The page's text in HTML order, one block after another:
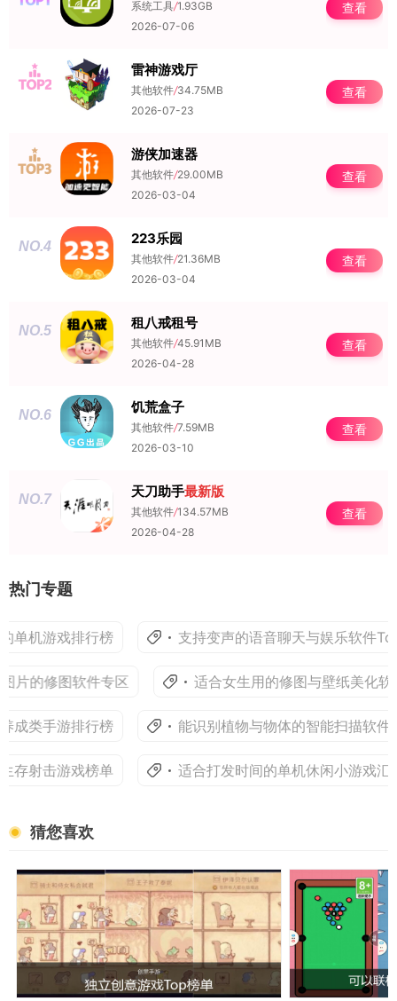
系统工具/1.93GB
2026-07-06
查看
NO.2 雷神游戏厅
其他软件/34.75MB
2026-07-23
查看
NO.3 游侠加速器
其他软件/29.00MB
2026-03-04
查看
NO.4 223乐园
其他软件/21.36MB
2026-03-04
查看
NO.5 租八戒租号
其他软件/45.91MB
2026-04-28
查看
NO.6 饥荒盒子
其他软件/7.59MB
2026-03-10
查看
NO.7 天刀助手最新版
其他软件/134.57MB
2026-04-28
查看
热门专题
单机游戏排行榜 支持变声的语音聊天与娱乐软件
片的修图软件专区 适合女生用的修图与壁纸美化软
成类手游排行榜 能识别植物与物体的智能扫描软件
存射击游戏榜单 适合打发时间的单机休闲小游戏汇总
猜您喜欢